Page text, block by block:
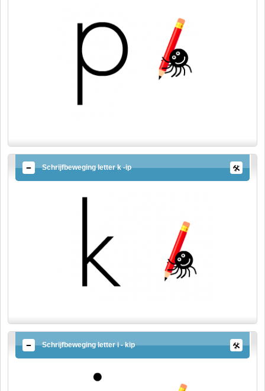
Schrijfbeweging letter k -ip
Schrijfbeweging letter i - kip